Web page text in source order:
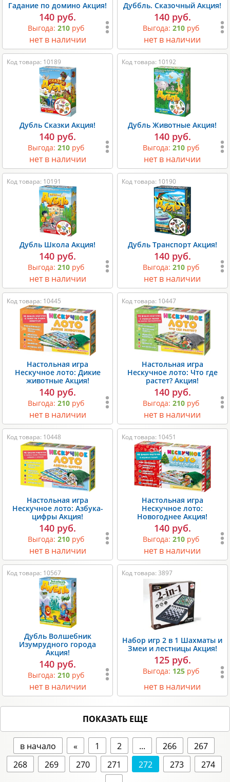
Гадание по домино Акция!
140 руб.
Выгода:210 руб
нет в наличии
Дуббль. Сказочный Акция!
140 руб.
Выгода: 210руб
нет в наличии
Код товара: 10189
Дубль Сказки Акция!
140 руб.
Выгода:210 руб
нет в наличии
Код товара: 10192
Дубль Животные Акция!
140 руб.
Выгода: 210руб
нет в наличии
Код товара: 10191
Дубль Школа Акция!
140 руб.
Выгода:210 руб
нет в наличии
Код товара: 10190
Дубль Транспорт Акция!
140 руб.
Выгода: 210руб
нет в наличии
Код товара: 10445
Настольная игра
Нескучное лото: Дикие
животные Акция!
140 руб.
Выгода:210 руб
нет в наличии
Код товара: 10447
Настольная игра
Нескучное лото: Что где
растет? Акция!
140 руб.
Выгода: 210руб
нет в наличии
Код товара: 10448
Настольная игра
Нескучное лото: Азбука-
цифры Акция!
140 руб.
Выгода:210 руб
нет в наличии
Код товара: 10451
Настольная игра
Нескучное лото:
Новогоднее Акция!
140 руб.
Выгода: 210руб
нет в наличии
Код товара: 10567
Дубль Волшебник
Изумрудного города
Акция!
140 руб.
Выгода:210 руб
нет в наличии
Код товара: 3897
Набор игр 2 в 1 Шахматы и
Змеи и лестницы Акция!
125 руб.
Выгода: 125руб
нет в наличии
ПОКАЗАТЬ ЕЩЕ
в начало « 1 2 ... 266
267
268
269 270 271 272 273
274